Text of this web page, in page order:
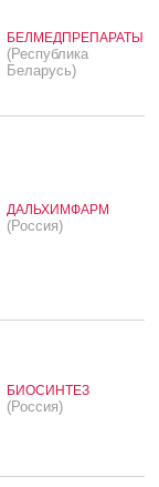
БЕЛМЕДПРЕПАРАТЫ
(Республика
Беларусь)
ДАЛЬХИМФАРМ
(Россия)
БИОСИНТЕЗ
(Россия)